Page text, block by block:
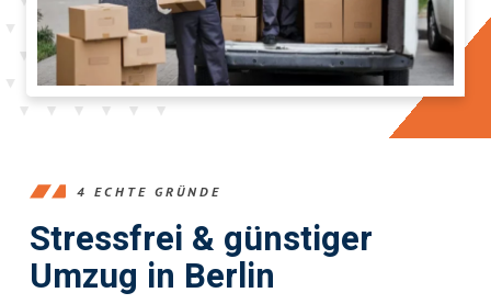
4 ECHTE GRÜNDE
Stressfrei & günstiger
Umzug in Berlin